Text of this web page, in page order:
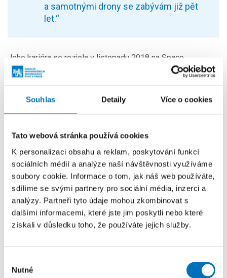
Souhlas Detaily Více o cookies
Tato webová stránka používá cookies
K personalizaci obsahu a reklam, poskytování funkcí
sociálních médií a analýze naší návštěvnosti využíváme
soubory cookie. Informace o tom, jak náš web používáte,
sdílíme se svými partnery pro sociální média, inzerci a
analýzy. Partneři tyto údaje mohou zkombinovat s
dalšími informacemi, které jste jim poskytli nebo které
získali v důsledku toho, že používáte jejich služby.
souhlasu
Nutné
a samotnými drony se zabývám již pět
let.“
Jeho kariéra se rozjela v listopadu 2018 na Space
Application Hackathonu. Lukáš vedl tým studentů, kterému
založili start-upovou firmu Dronetag, která se zabývá
testují. Klíčovou komponentou celého systému je webová
platforma a mobilní aplikace, ve které uživatelé mohou
například sledovat provoz okolních dronů. Dron je nejčastěji
využíván se zrcadlovkou s vysokým rozlišením, a to pro
tvorbu detailních 3D modelů.
Za největší dosavadní úspěch považuje Lukáš Brchl výhru
hlavní ceny v mezinárodní soutěži Galileo Masters. Dále
Prague, DronFest nebo DronEdge.